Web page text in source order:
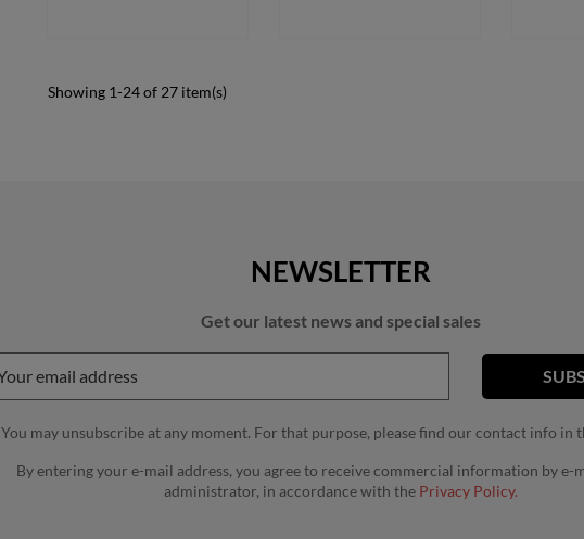
Showing 1-24 of 27 item(s)
NEWSLETTER
Get our latest news and special sales
You may unsubscribe at any moment. For that purpose, please find our contact info in
By entering your e-mail address, you agree to receive commercial information by e-
administrator, in accordance with the Privacy Policy.